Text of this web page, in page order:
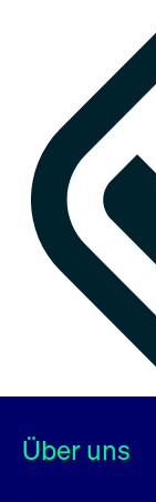
Über uns